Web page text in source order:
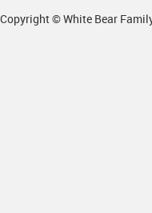
Copyright © White Bear